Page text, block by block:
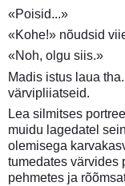
«Poisid...»
«Kohe!» nõudsid
«Noh, olgu siis.»
Madis istus laua
värvipliiatseid.
Lea silmitses
muidu lagedatel
olemisega
tumedates värvides
pehmetes ja